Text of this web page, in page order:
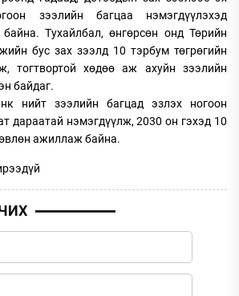
зээлийн багцаа нэмэгдүүлэхэд
Тухайлбал, өнгөрсөн онд Төрийн
бус зах зээлд 10 тэрбум төгрөгийн
тогтвортой хөдөө аж ахуйн зээлийн
байдаг.
нийт зээлийн багцад эзлэх ногоон
дараатай нэмэгдүүлж, 2030 он гэхэд 10
ажиллаж байна.